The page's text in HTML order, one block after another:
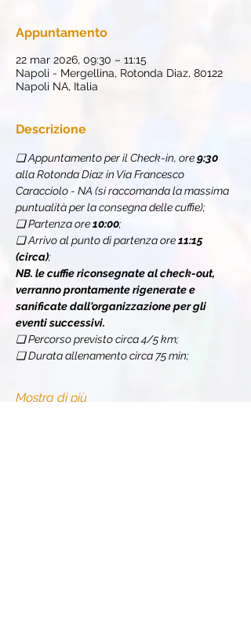
Appuntamento
22 mar 2026, 09:30 – 11:15
Napoli - Mergellina, Rotonda Diaz, 80122
Napoli NA, Italia
Descrizione
❏ Appuntamento per il Check-in, ore 9:30
alla Rotonda Diaz in Via Francesco
Caracciolo - NA (si raccomanda la massima
puntualità per la consegna delle cuffie);
❏ Partenza ore 10:00;
❏ Arrivo al punto di partenza ore 11:15
(circa);
NB. le cuffie riconsegnate al check-out,
verranno prontamente rigenerate e
sanificate dall'organizzazione per gli
eventi successivi.
❏ Percorso previsto circa 4/5 km;
❏ Durata allenamento circa 75 min;
Mostra di più